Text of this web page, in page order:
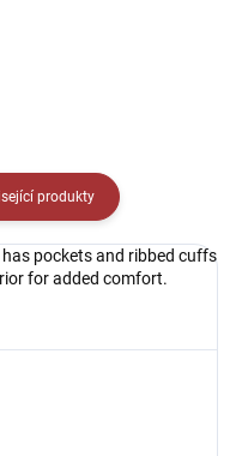
produkty
pockets and ribbed cuffs
for added comfort.